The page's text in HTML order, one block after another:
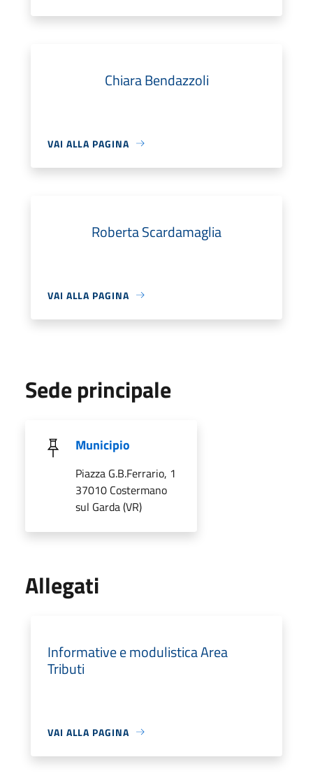
Chiara Bendazzoli
VAI ALLA PAGINA
Roberta Scardamaglia
VAI ALLA PAGINA
Sede principale
Municipio
Piazza G.B.Ferrario, 1
37010 Costermano
sul Garda (VR)
Allegati
Informative e modulistica Area
Tributi
VAI ALLA PAGINA